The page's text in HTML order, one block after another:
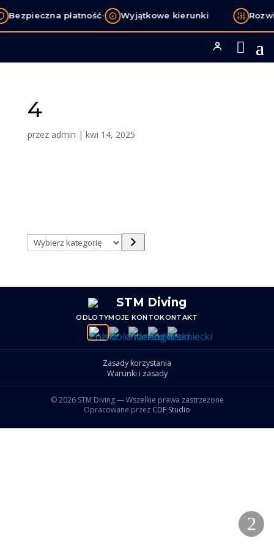
Bezpieczna płatność• Wyjątkowe kierunki
4
przez admin | kwi 14, 2025
Wybierz
ODLOTYMOJE KONTOKONTAKT
Zasady korzystania
Warunki i zasady
© 2026 STM Diving — Wszelkie prawa zastrzeżone
Opracowane przez CDF Studio